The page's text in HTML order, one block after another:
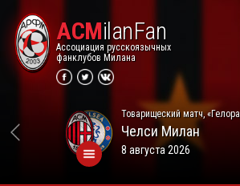
ACMilanFan
Ассоциация русскоязычных
фанклубов Милана
Товарищеский матч,
ЧелсиМилан
8 августа 2026